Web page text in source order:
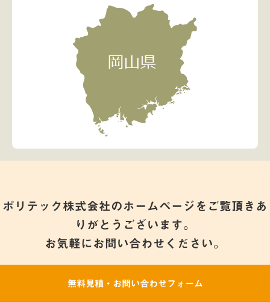
ポリテック株式会社のホームページをご覧頂きあ
りがとうございます。
お気軽にお問い合わせください。
無料見積・お問い合わせフォーム